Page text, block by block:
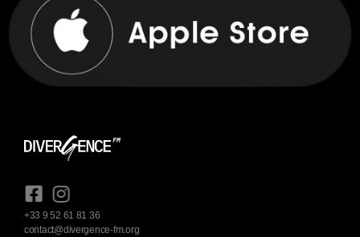
+33 9 52 61 81 36
contact@divergence-fm.org